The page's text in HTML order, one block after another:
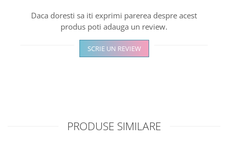
Daca doresti sa iti exprimi parerea despre acest
produs poti adauga un review.
SCRIE UN REVIEW
PRODUSE SIMILARE